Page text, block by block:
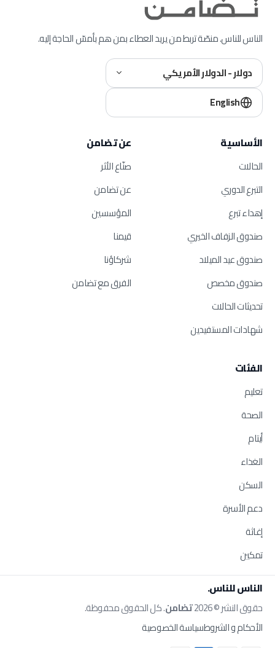
الناس للناس. منصّة تربط من يريد العطاء بمن هم بأمسّ الحاجة إليه.
دولار - الدولار الأمريكي
English
الأساسية
الحالات
التبرع الدوري
إهداء تبرع
صندوق الزفاف الخيري
صندوق عيد الميلاد
صندوق مخصص
تحديثات الحالات
شهادات المستفيدين
عن تضامن
صنّاع الأثر
عن تضامن
المؤسسين
قيمنا
شركاؤنا
الفرق مع تضامن
الفئات
تعليم
الصحة
أيتام
الغذاء
السكن
دعم الأسرة
إغاثة
تمكين
الناس للناس.
حقوق النشر © 2026 تضامن. كل الحقوق محفوظة.
الأحكام و الشروطسياسة الخصوصية